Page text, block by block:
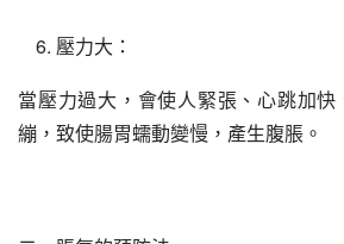
壓力大：
當壓力過大，會使人緊張、心跳加
繃，致使腸胃蠕動變慢，產生腹脹。